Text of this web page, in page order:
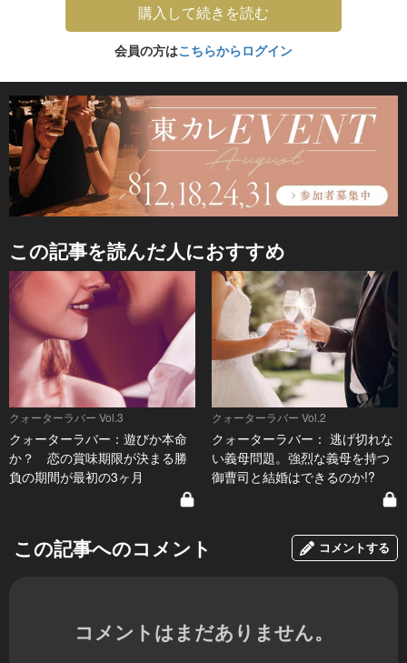
購入して続きを読む
会員の方はこちらからログイン
この記事を読んだ人におすすめ
クォーターラバー Vol.3
クォーターラバー：遊びか本命
か？ 恋の賞味期限が決まる勝
負の期間が最初の3ヶ月
クォーターラバー Vol.2
クォーターラバー： 逃げ切れな
い義母問題。強烈な義母を持つ
御曹司と結婚はできるのか!?
この記事へのコメント コメントする
コメントはまだありません。